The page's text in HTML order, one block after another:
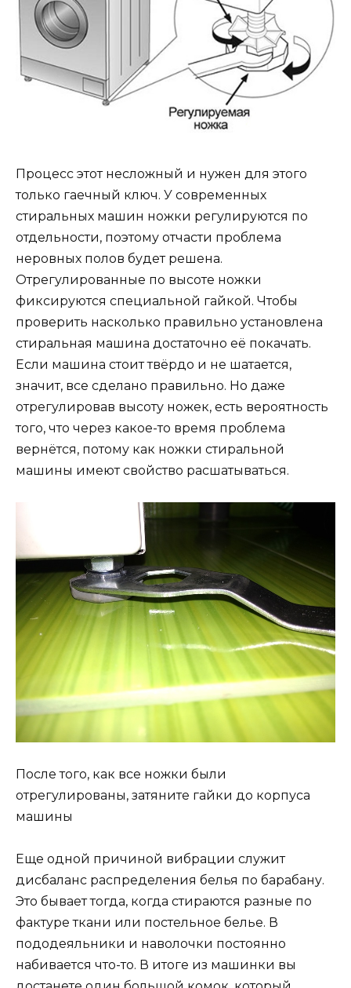
Процесс этот несложный и нужен для этого
только гаечный ключ. У современных
стиральных машин ножки регулируются по
отдельности, поэтому отчасти проблема
неровных полов будет решена.
Отрегулированные по высоте ножки
фиксируются специальной гайкой. Чтобы
проверить насколько правильно установлена
стиральная машина достаточно её покачать.
Если машина стоит твёрдо и не шатается,
значит, все сделано правильно. Но даже
отрегулировав высоту ножек, есть вероятность
того, что через какое-то время проблема
вернётся, потому как ножки стиральной
машины имеют свойство расшатываться.
После того, как все ножки были
отрегулированы, затяните гайки до корпуса
машины
Еще одной причиной вибрации служит
дисбаланс распределения белья по барабану.
Это бывает тогда, когда стираются разные по
фактуре ткани или постельное белье. В
пододеяльники и наволочки постоянно
набивается что-то. В итоге из машинки вы